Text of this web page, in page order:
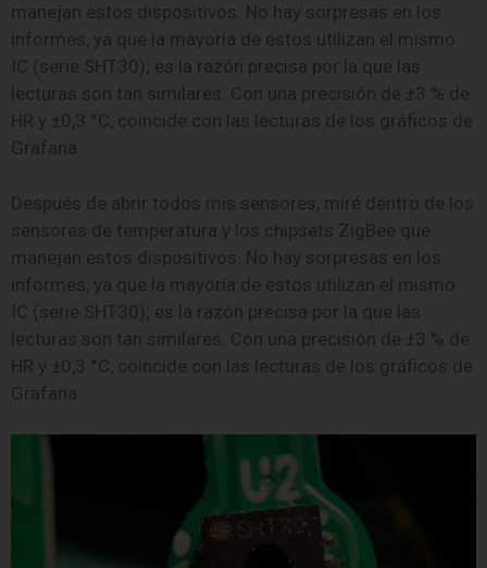
manejan estos dispositivos. No hay sorpresas en los
informes, ya que la mayoría de estos utilizan el mismo
IC (serie SHT30); es la razón precisa por la que las
lecturas son tan similares. Con una precisión de ±3 % de
HR y ±0,3 °C, coincide con las lecturas de los gráficos de
Grafana.
Después de abrir todos mis sensores, miré dentro de los
sensores de temperatura y los chipsets ZigBee que
manejan estos dispositivos. No hay sorpresas en los
informes, ya que la mayoría de estos utilizan el mismo
IC (serie SHT30); es la razón precisa por la que las
lecturas son tan similares. Con una precisión de ±3 % de
HR y ±0,3 °C, coincide con las lecturas de los gráficos de
Grafana.